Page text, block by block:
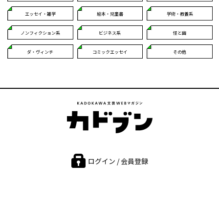
エッセイ・雑学 絵本・児童書 学術・教養系
ノンフィクション系 ビジネス系 怪と幽
ダ・ヴィンチ コミックエッセイ その他
ログイン / 会員登録